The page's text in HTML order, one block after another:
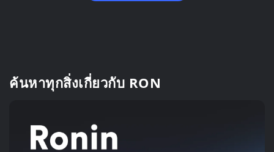
ค้นหาทุกสิ่งเกี่ยวกับ RON